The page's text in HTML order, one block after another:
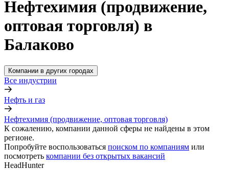
Нефтехимия (продвижение,
оптовая торговля) в
Балаково
Компании в других городах
Все индустрии
Нефть и газ
Нефтехимия (продвижение, оптовая торговля)
К сожалению, компании данной сферы не найдены в этом
регионе.
Попробуйте воспользоваться поиском по компаниям или
посмотреть компании без открытых вакансий
HeadHunter